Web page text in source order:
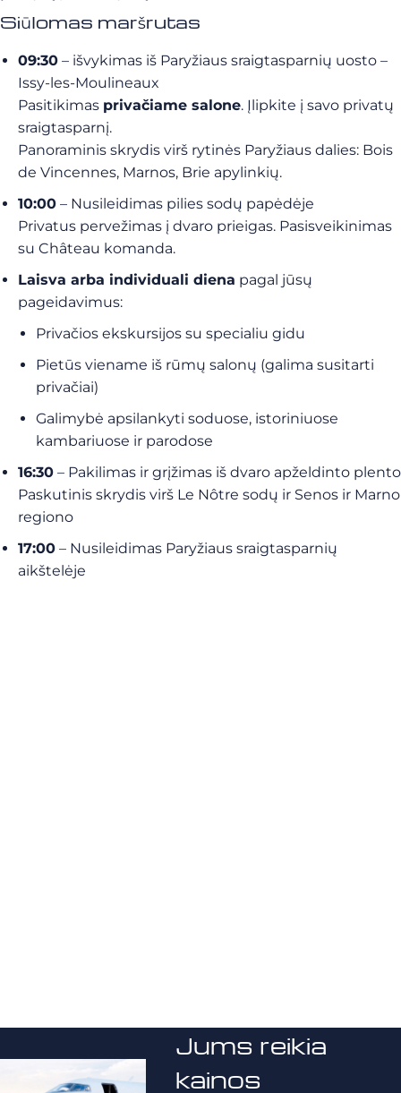
Siūlomas maršrutas
09:30 – išvykimas iš Paryžiaus sraigtasparnių uosto –
Issy-les-Moulineaux
Pasitikimas privačiame salone. Įlipkite į savo privatų
sraigtasparnį.
Panoraminis skrydis virš rytinės Paryžiaus dalies: Bois
de Vincennes, Marnos, Brie apylinkių.
10:00 – Nusileidimas pilies sodų papėdėje
Privatus pervežimas į dvaro prieigas. Pasisveikinimas
su Château komanda.
Laisva arba individuali diena pagal jūsų
pageidavimus:
Privačios ekskursijos su specialiu gidu
Pietūs viename iš rūmų salonų (galima susitarti
privačiai)
Galimybė apsilankyti soduose, istoriniuose
kambariuose ir parodose
16:30 – Pakilimas ir grįžimas iš dvaro apželdinto plento
Paskutinis skrydis virš Le Nôtre sodų ir Senos ir Marno
regiono
17:00 – Nusileidimas Paryžiaus sraigtasparnių
aikštelėje
Jums reikia
kainos